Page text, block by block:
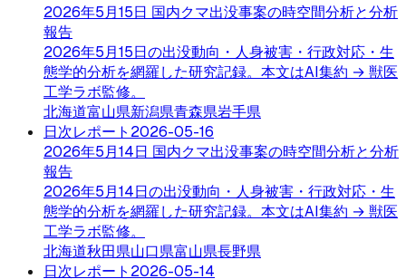
2026年5月15日 国内クマ出没事案の時空間分析と分析
報告
2026年5月15日の出没動向・人身被害・行政対応・生
態学的分析を網羅した研究記録。本文はAI集約 → 獣医
工学ラボ監修。
北海道富山県新潟県青森県岩手県
日次レポート 2026-05-16
2026年5月14日 国内クマ出没事案の時空間分析と分析
報告
2026年5月14日の出没動向・人身被害・行政対応・生
態学的分析を網羅した研究記録。本文はAI集約 → 獣医
工学ラボ監修。
北海道秋田県山口県富山県長野県
日次レポート 2026-05-14